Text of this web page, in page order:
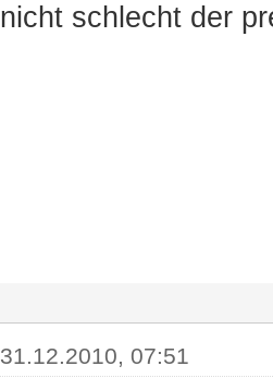
nicht schlecht der
31.12.2010, 07:51